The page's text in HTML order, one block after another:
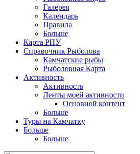
Галерея
Календарь
Правила
Больше
Карта РПУ
Справочник Рыболова
Камчатские рыбы
Рыболовная Карта
Активность
Активность
Ленты моей активности
Основной контент
Больше
Туры на Камчатку
Больше
Больше